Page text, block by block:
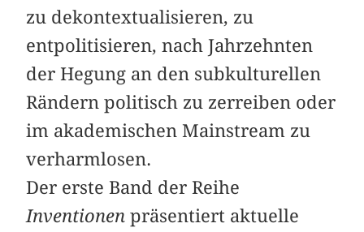
zu dekontextualisieren, zu
entpolitisieren, nach Jahrzehnten
der Hegung an den subkulturellen
Rändern politisch zu zerreiben oder
im akademischen Mainstream zu
verharmlosen.
Der erste Band der Reihe
Inventionen präsentiert aktuelle